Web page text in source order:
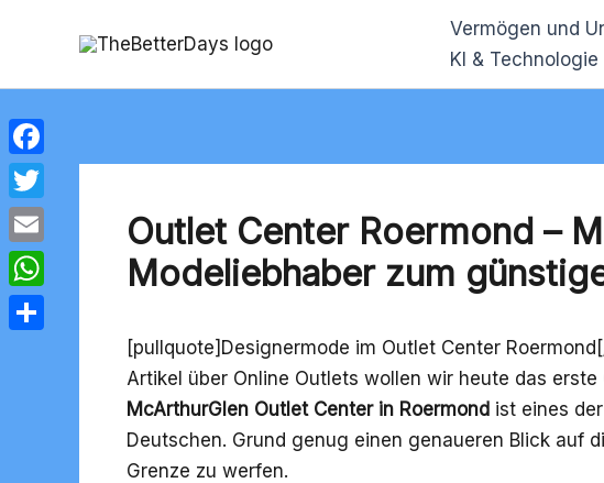
Vermögen und
KI & Technologie
Outlet Center Roermond –
Modeliebhaber zum
[pullquote]Designermode im Outlet Center
Artikel über Online Outlets wollen wir heute das
McArthurGlen Outlet Center in Roermondist eines
Deutschen. Grund genug einen genaueren Blick auf
Grenze zu werfen.
Facebook
Twitter
Email
WhatsApp